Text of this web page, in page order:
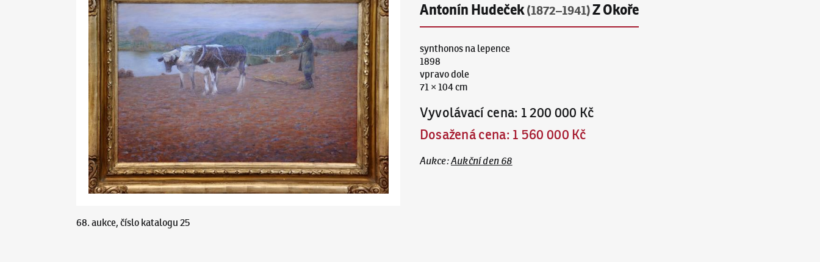
Antonín Hudeček(1872–1941)Z Okoře
synthonos na lepence
1898
vpravo dole
71 × 104 cm
Vyvolávací cena: 1 200 000 Kč
Dosažená cena: 1 560 000 Kč
Aukce:Aukční den 68
68. aukce, číslo katalogu 25